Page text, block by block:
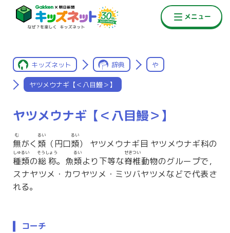
キッズネット 辞典 や
ヤツメウナギ【＜八目鰻＞】
ヤツメウナギ【＜八目鰻＞】
無
む
がく 類
るい
（円口類
るい
） ヤツメウナギ目 ヤツメウナギ科の
種類
しゅるい
の総称
そうしょう
。魚類
るい
より下等な脊椎
せきつい
動物のグループで，
スナヤツメ・カワヤツメ・ミツバヤツメなどで代表さ
れる。
コーチ